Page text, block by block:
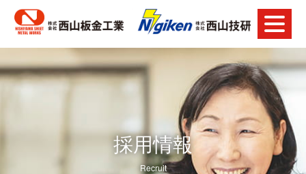
採用情報
Recruit